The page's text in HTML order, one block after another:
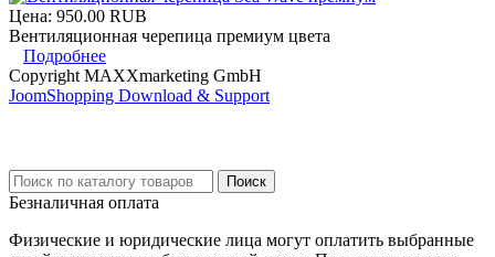
Цена: 950.00 RUB
Вентиляционная черепица премиум цвета
Подробнее
Copyright MAXXmarketing GmbH
JoomShopping Download & Support
Безналичная оплата
Физические и юридические лица могут оплатить выбранные